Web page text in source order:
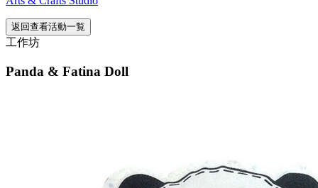
返回查看活動一覧
工作坊
Panda & Fatina Doll